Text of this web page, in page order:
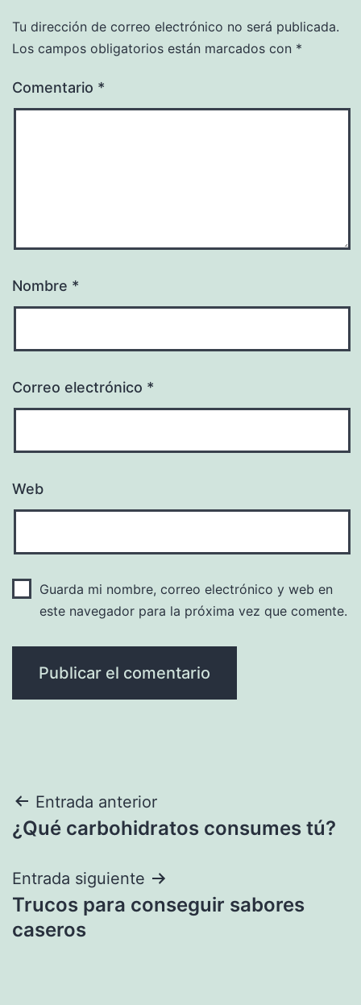
Tu dirección de correo electrónico no será publicada.
Los campos obligatorios están marcados con *
Comentario *
Nombre *
Correo electrónico *
Web
Guarda mi nombre, correo electrónico y web en
este navegador para la próxima vez que comente.
Navegación
de
entradas
Entrada anterior
¿Qué carbohidratos consumes tú?
Entrada siguiente
Trucos para conseguir sabores
caseros